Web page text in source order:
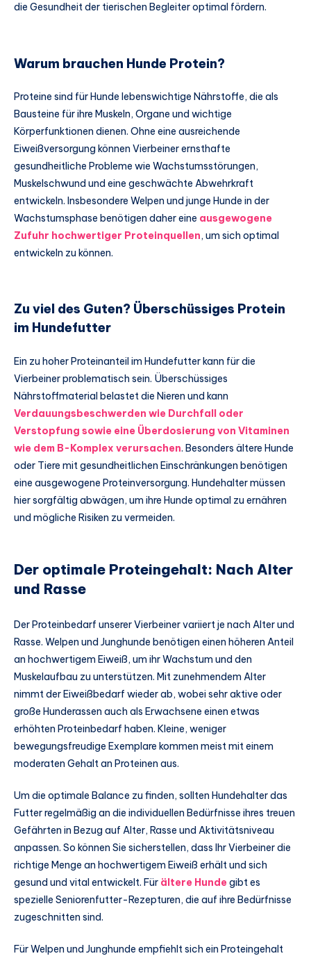
die Gesundheit der tierischen Begleiter optimal fördern.
Warum brauchen Hunde Protein?
Proteine sind für Hunde lebenswichtige Nährstoffe, die als
Bausteine für ihre Muskeln, Organe und wichtige
Körperfunktionen dienen. Ohne eine ausreichende
Eiweißversorgung können Vierbeiner ernsthafte
gesundheitliche Probleme wie Wachstumsstörungen,
Muskelschwund und eine geschwächte Abwehrkraft
entwickeln. Insbesondere Welpen und junge Hunde in der
Wachstumsphase benötigen daher eine ausgewogene
Zufuhr hochwertiger Proteinquellen, um sich optimal
entwickeln zu können.
Zu viel des Guten? Überschüssiges Protein
im Hundefutter
Ein zu hoher Proteinanteil im Hundefutter kann für die
Vierbeiner problematisch sein. Überschüssiges
Nährstoffmaterial belastet die Nieren und kann
Verdauungsbeschwerden wie Durchfall oder
Verstopfung sowie eine Überdosierung von Vitaminen
wie dem B-Komplex verursachen. Besonders ältere Hunde
oder Tiere mit gesundheitlichen Einschränkungen benötigen
eine ausgewogene Proteinversorgung. Hundehalter müssen
hier sorgfältig abwägen, um ihre Hunde optimal zu ernähren
und mögliche Risiken zu vermeiden.
Der optimale Proteingehalt: Nach Alter
und Rasse
Der Proteinbedarf unserer Vierbeiner variiert je nach Alter und
Rasse. Welpen und Junghunde benötigen einen höheren Anteil
an hochwertigem Eiweiß, um ihr Wachstum und den
Muskelaufbau zu unterstützen. Mit zunehmendem Alter
nimmt der Eiweißbedarf wieder ab, wobei sehr aktive oder
große Hunderassen auch als Erwachsene einen etwas
erhöhten Proteinbedarf haben. Kleine, weniger
bewegungsfreudige Exemplare kommen meist mit einem
moderaten Gehalt an Proteinen aus.
Um die optimale Balance zu finden, sollten Hundehalter das
Futter regelmäßig an die individuellen Bedürfnisse ihres treuen
Gefährten in Bezug auf Alter, Rasse und Aktivitätsniveau
anpassen. So können Sie sicherstellen, dass Ihr Vierbeiner die
richtige Menge an hochwertigem Eiweiß erhält und sich
gesund und vital entwickelt. Für ältere Hunde gibt es
spezielle Seniorenfutter-Rezepturen, die auf ihre Bedürfnisse
zugeschnitten sind.
Für Welpen und Junghunde empfiehlt sich ein Proteingehalt